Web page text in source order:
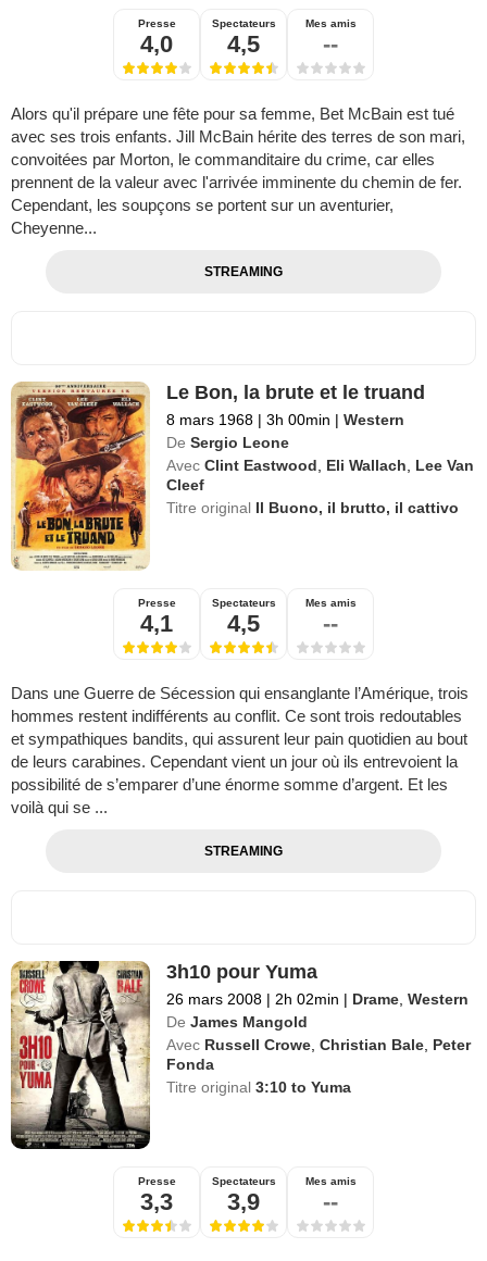
Presse
4,0
Spectateurs
4,5
Mes amis
--
Alors qu'il prépare une fête pour sa femme, Bet McBain est tué
avec ses trois enfants. Jill McBain hérite des terres de son mari,
convoitées par Morton, le commanditaire du crime, car elles
prennent de la valeur avec l'arrivée imminente du chemin de fer.
Cependant, les soupçons se portent sur un aventurier,
Cheyenne...
STREAMING
Le Bon, la brute et le truand
8 mars 1968 | 3h 00min | Western
De Sergio Leone
Avec Clint Eastwood Eli Wallach
Lee Van
Cleef
Titre original Il Buono, il brutto, il cattivo
Presse
4,1
Spectateurs
4,5
Mes amis
--
Dans une Guerre de Sécession qui ensanglante l’Amérique, trois
hommes restent indifférents au conflit. Ce sont trois redoutables
et sympathiques bandits, qui assurent leur pain quotidien au bout
de leurs carabines. Cependant vient un jour où ils entrevoient la
possibilité de s’emparer d’une énorme somme d’argent. Et les
voilà qui se ...
STREAMING
3h10 pour Yuma
26 mars 2008 | 2h 02min | Drame ,Western
De James Mangold
Avec Russell Crowe ,Christian Bale Peter
Fonda
Titre original3:10 to Yuma
Presse
3,3
Spectateurs
3,9
Mes amis
--